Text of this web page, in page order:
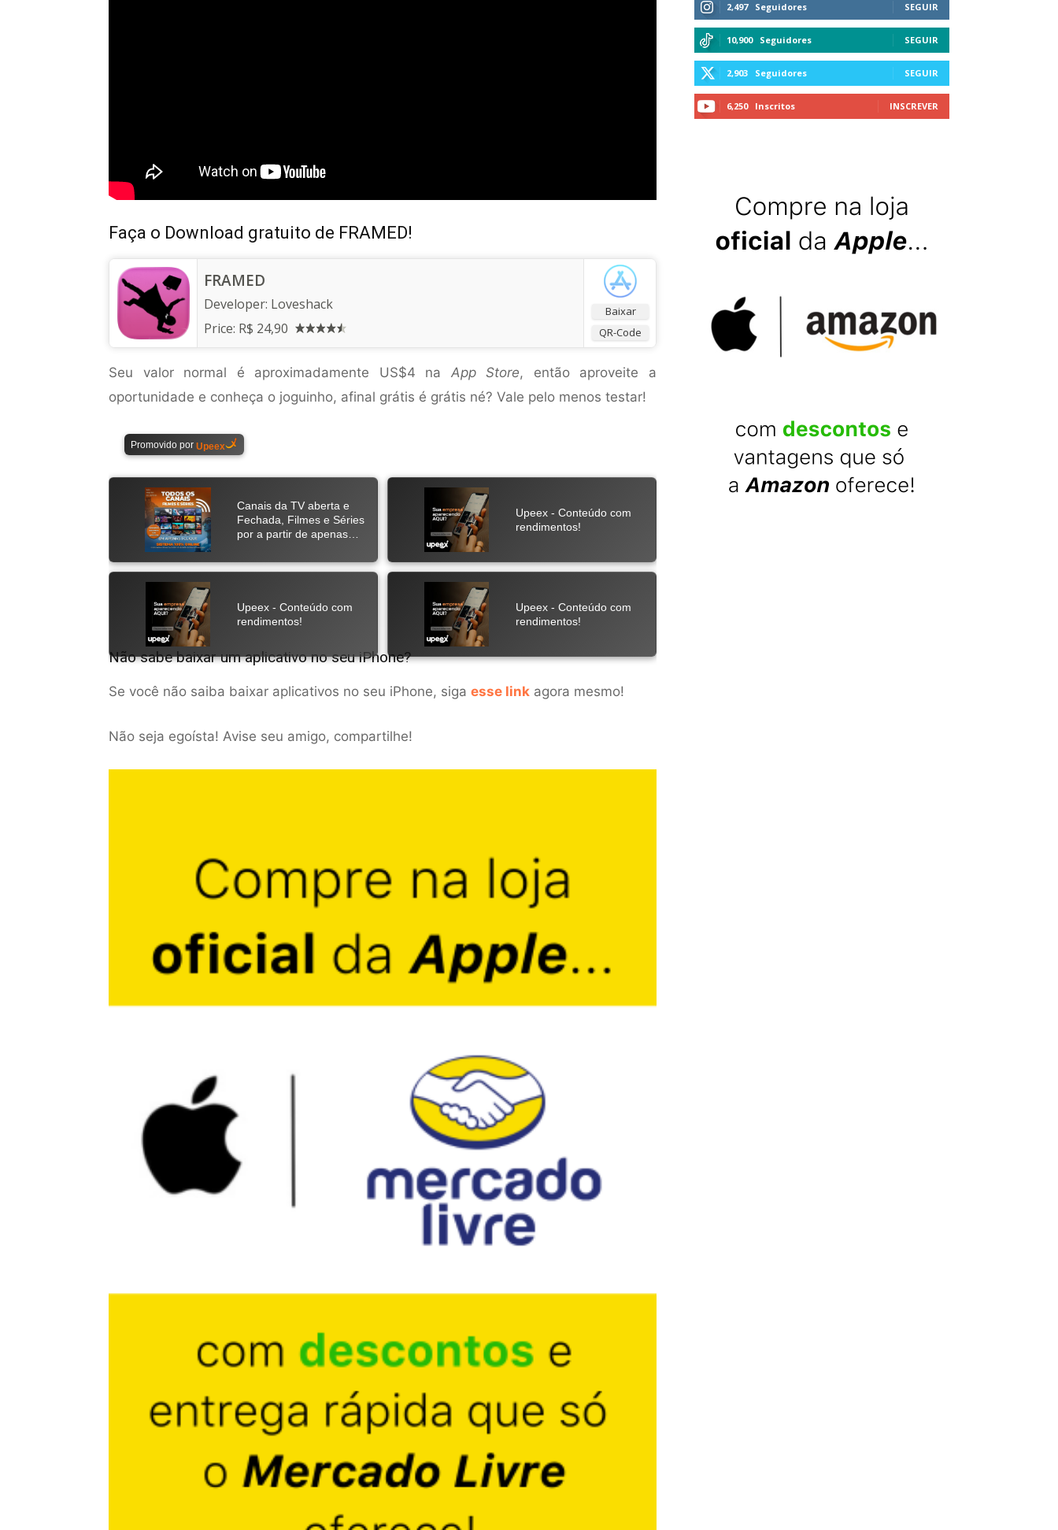
Faça o Download gratuito de FRAMED!
Baixar
QR-Code
FRAMED
Developer: Loveshack
Price: R$ 24,90
Seu valor normal é aproximadamente US$4 na App Store, então aproveite a
oportunidade e conheça o joguinho, afinal grátis é grátis né? Vale pelo menos testar!
Não sabe baixar um aplicativo no seu iPhone?
Se você não saiba baixar aplicativos no seu iPhone, siga esse link agora mesmo!
Não seja egoísta! Avise seu amigo, compartilhe!
2,497 Seguidores SEGUIR
10,900 Seguidores SEGUIR
2,903 Seguidores SEGUIR
6,250 Inscritos INSCREVER